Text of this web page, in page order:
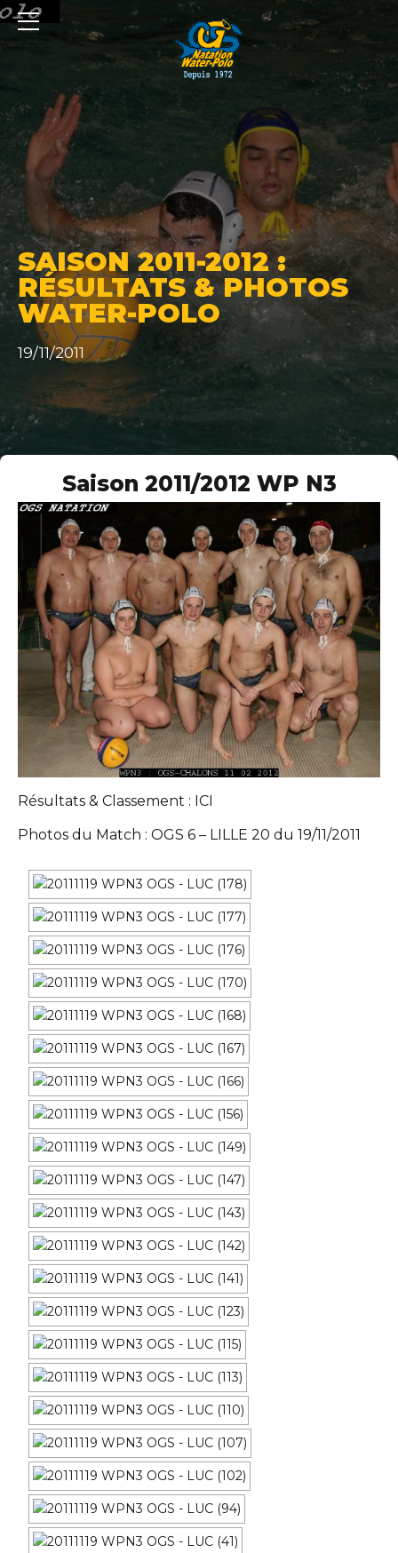
SAISON 2011-2012 :
RÉSULTATS & PHOTOS
WATER-POLO
19/11/2011
Saison 2011/2012 WP N3
Résultats & Classement : ICI
Photos du Match : OGS 6 – LILLE 20 du 19/11/2011
Panneau de gestion des cookies